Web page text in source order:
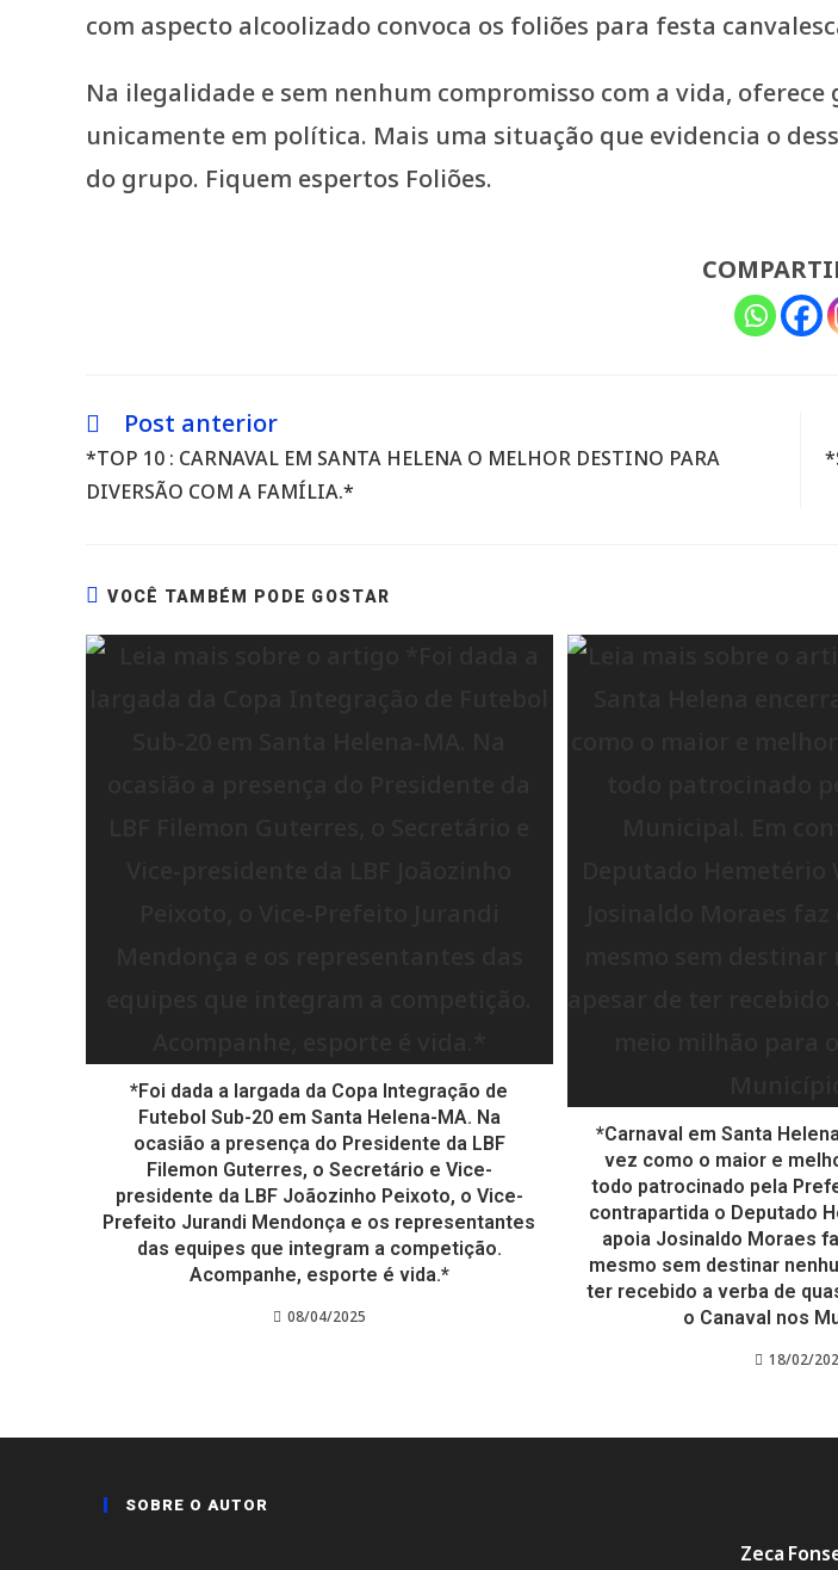
com aspecto alcoolizado convoca os foliões para festa
Na ilegalidade e sem nenhum compromisso com a vida,
unicamente em política. Mais uma situação que evidencia o
do grupo. Fiquem espertos Foliões.
Leia
artigos
Post anterior
*TOP 10 : CARNAVAL EM SANTA HELENA O MELHOR DESTINO PARA
DIVERSÃO COM A FAMÍLIA.*
VOCÊ TAMBÉM PODE GOSTAR
*Foi dada a largada da Copa Integração de
Futebol Sub-20 em Santa Helena-MA. Na
ocasião a presença do Presidente da LBF
Filemon Guterres, o Secretário e Vice-
presidente da LBF Joãozinho Peixoto, o Vice-
Prefeito Jurandi Mendonça e os representantes
das equipes que integram a competição.
Acompanhe, esporte é vida.*
08/04/2025
*Carnaval em Santa
vez como o maior e
todo patrocinado pela
contrapartida o Deputado
apoia Josinaldo Moraes
mesmo sem destinar
ter recebido a verba de
o Canaval nos
18/02/
SOBRE O AUTOR
Zeca